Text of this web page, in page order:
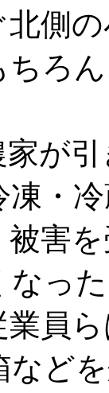
側
ろ
が
・
害
なっ
員
など